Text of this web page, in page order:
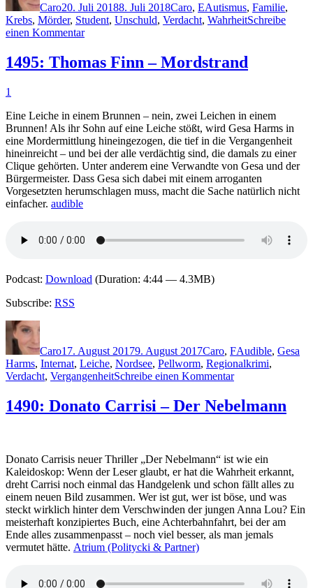
Caro20. Juli 20188. Juli 2018Caro, EAutismus, Familie,
Krebs, Mörder, Student, Unschuld, Verdacht, WahrheitSchreibe
einen Kommentarzu
Eskens
das
wir
begraben
1495: Thomas Finn – Mordstrand
1
Eine Leiche in einem Brunnen – nein, zwei Leichen in einem
Brunnen! Als ihr Sohn auf eine Leiche stößt, wird Gesa Harms in
eine Mordermittlung hineingezogen, die tief in die Vergangenheit
hineinreicht – und bei der alle verdächtig sind, die damals zu einer
Clique gehörten. Unter anderem eine Verwandte von Gesa und der
Bürgermeister. Dass Gesa sich dabei mit einem arroganten
Vorgesetzten herumschlagen muss, macht die Sache natürlich nicht
einfacher. audible
Podcast: Download (Duration: 4:44 — 4.3MB)
Subscribe: RSS
Autor
Caro17. August 20179. August 2017Caro, FAudible, Gesa
Harms, Internat, Leiche, Nordsee, Pellworm, Regionalkrimi,
Verdacht, VergangenheitSchreibe einen Kommentarzu
Thomas
Finn
1490: Donato Carrisi – Der Nebelmann
Donato Carrisis neuer Thriller „Der Nebelmann“ ist wie ein
Kaleidoskop: Wenn der Leser glaubt, er hat die Wahrheit erkannt,
dreht Carrisi noch einmal das Handgelenk und schon fällt alles zu
einem neuen Bild zusammen. Wer ist gut, wer ist böse, und was
steckt wirklich hinter dem Verschwinden der jungen Anna Lou? Ein
meisterhaft konzipiertes Buch, eine Achterbahnfahrt, bei der am
Ende alles zusammenpasst – noch viel besser, als man jemals
vermutet hätte. Atrium (Politycki & Partner)